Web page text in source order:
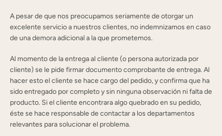
A pesar de que nos preocupamos seriamente de otorgar un
excelente servicio a nuestros clientes, no indemnizamos en caso
de una demora adicional a la que prometemos.
Al momento de la entrega al cliente (o persona autorizada por
cliente) se le pide firmar documento comprobante de entrega. Al
hacer esto el cliente se hace cargo del pedido, y confirma que ha
sido entregado por completo y sin ninguna observación ni falta de
producto. Si el cliente encontrara algo quebrado en su pedido,
éste se hace responsable de contactar a los departamentos
relevantes para solucionar el problema.